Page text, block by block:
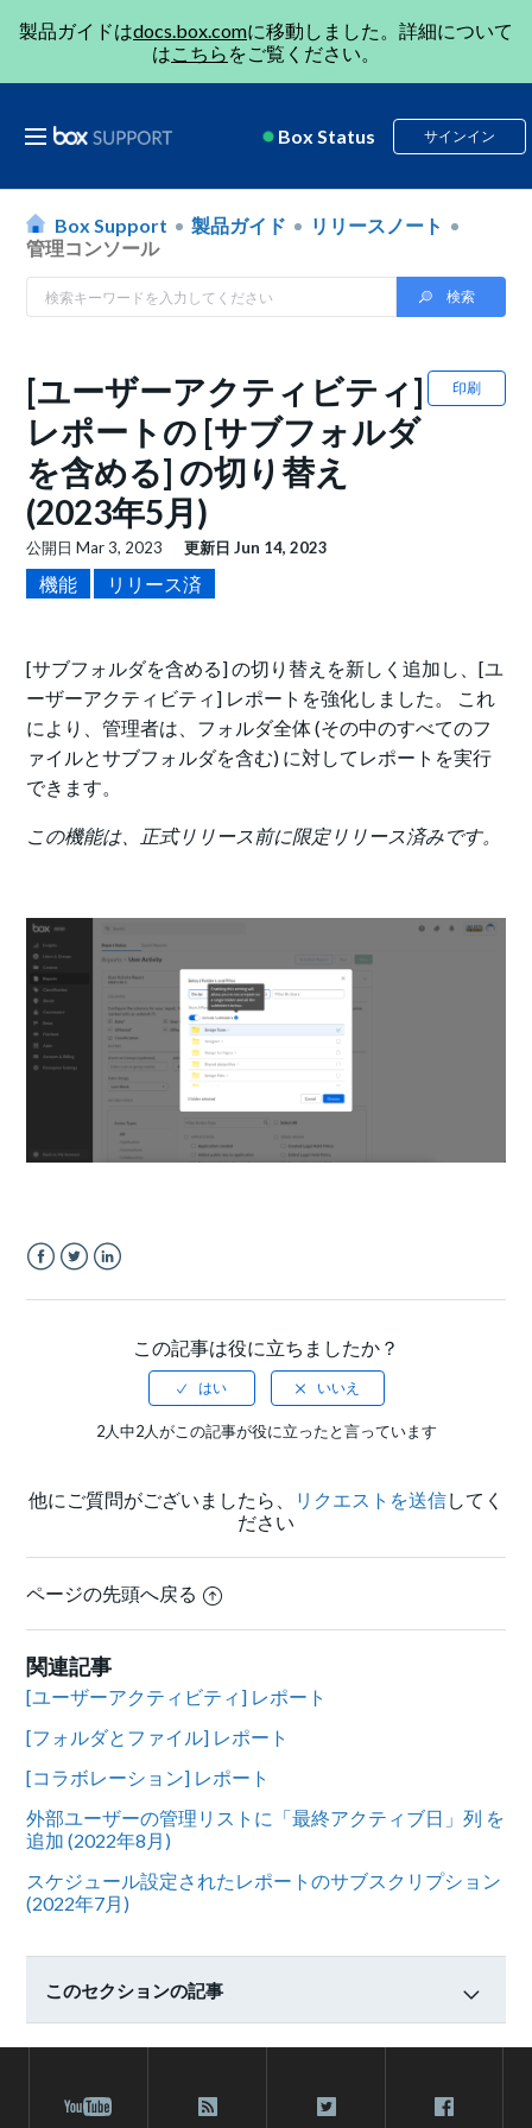
製品ガイドはdocs.box.comに移動しました。詳細について
はこちら をご覧ください。
Box Status サインイン
Box Support 製品ガイド
リリースノート
管理コンソール
印刷
[ユーザーアクティビティ]
レポートの [サブフォルダ
を含める] の切り替え
(2023年5月)
公開日Mar 3, 2023 更新日Jun 14, 2023
機能 リリース済
[サブフォルダを含める] の切り替えを新しく追加し、[ユ
ーザーアクティビティ] レポートを強化しました。 これ
により、管理者は、フォルダ全体 (その中のすべてのフ
ァイルとサブフォルダを含む) に対してレポートを実行
できます。
この機能は、正式リリース前に限定リリース済みです。
この記事は役に立ちましたか？
2人中2人がこの記事が役に立ったと言っています
他にご質問がございましたら、 リクエストを送信してく
ださい
ページの先頭へ戻る
関連記事
[ユーザーアクティビティ] レポート
[フォルダとファイル] レポート
[コラボレーション] レポート
外部ユーザーの管理リストに「最終アクティブ日」列 を
追加 (2022年8月)
スケジュール設定されたレポートのサブスクリプション
(2022年7月)
このセクションの記事